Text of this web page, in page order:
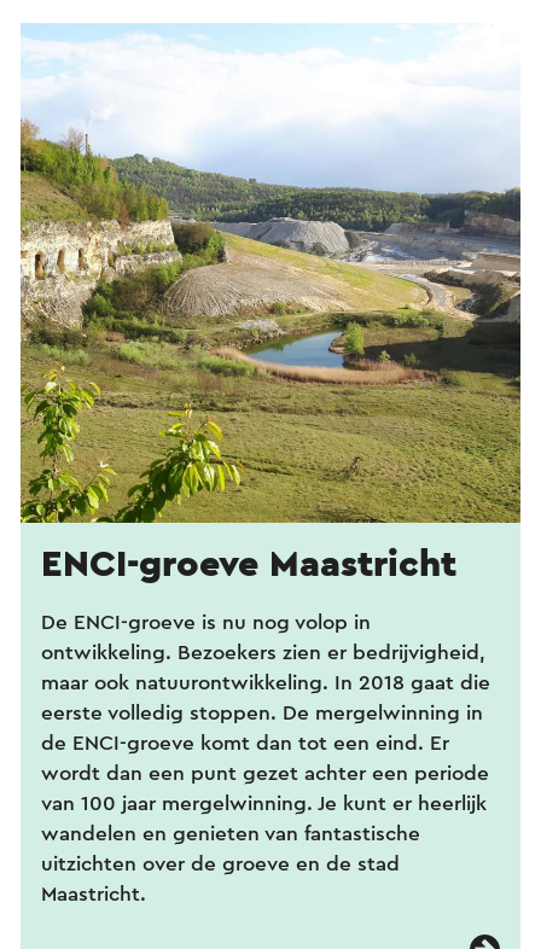
ENCI-groeve Maastricht
De ENCI-groeve is nu nog volop in
ontwikkeling. Bezoekers zien er bedrijvigheid,
maar ook natuurontwikkeling. In 2018 gaat die
eerste volledig stoppen. De mergelwinning in
de ENCI-groeve komt dan tot een eind. Er
wordt dan een punt gezet achter een periode
van 100 jaar mergelwinning. Je kunt er heerlijk
wandelen en genieten van fantastische
uitzichten over de groeve en de stad
Maastricht.